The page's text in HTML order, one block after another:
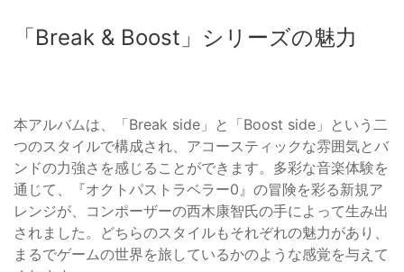
「Break & Boost」シリーズの魅力
本アルバムは、「Break side」と「Boost side」という二
つのスタイルで構成され、アコースティックな雰囲気とバ
ンドの力強さを感じることができます。多彩な音楽体験を
通じて、『オクトパストラベラー0』の冒険を彩る新規ア
レンジが、コンポーザーの西木康智氏の手によって生み出
されました。どちらのスタイルもそれぞれの魅力があり、
まるでゲームの世界を旅しているかのような感覚を与えて